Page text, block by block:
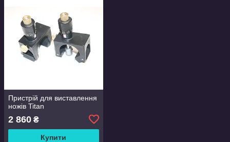
Пристрій для виставлення
ножів Titan
2 860 ₴
Купити